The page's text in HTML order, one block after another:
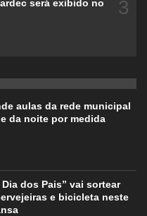
será exibido no
3
aulas da rede municipal
da noite por medida
dos Pais” vai sortear
e bicicleta neste